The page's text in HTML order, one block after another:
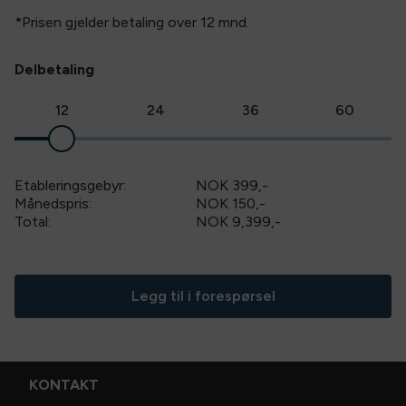
*Prisen gjelder betaling over 12 mnd.
Delbetaling
12 24 36 60
Etableringsgebyr: NOK 399,-
Månedspris:
NOK 150,-
Total:
NOK 9,399,-
Legg til i forespørsel
KONTAKT